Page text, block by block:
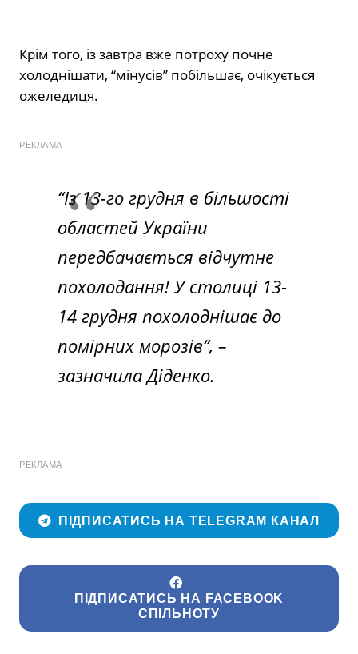
Крім того, із завтра вже потроху почне
холоднішати, “мінусів” побільшає, очікується
ожеледиця.
РЕКЛАМА
“Із 13-го грудня в більшості
областей України
передбачається відчутне
похолодання! У столиці 13-
14 грудня похолоднішає до
помірних морозів“, –
зазначила Діденко.
РЕКЛАМА
ПІДПИСАТИСЬ НА TELEGRAM КАНАЛ
ПІДПИСАТИСЬ НА FACEBOOK
СПІЛЬНОТУ